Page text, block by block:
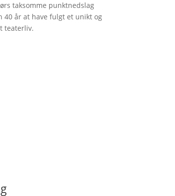
taksomme punktnedslag
år at have fulgt et unikt og
teaterliv.